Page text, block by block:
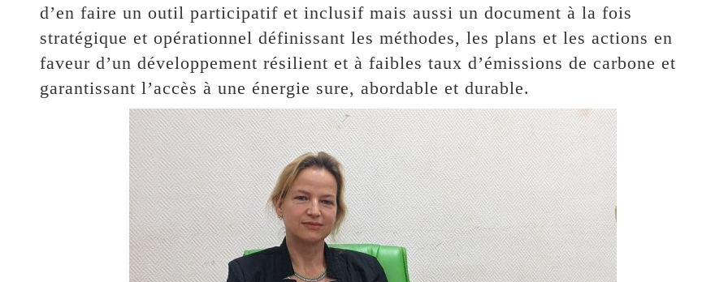
d’en faire un outil participatif et inclusif mais aussi un document à la fois
stratégique et opérationnel définissant les méthodes, les plans et les actions en
faveur d’un développement résilient et à faibles taux d’émissions de carbone et
garantissant l’accès à une énergie sure, abordable et durable.